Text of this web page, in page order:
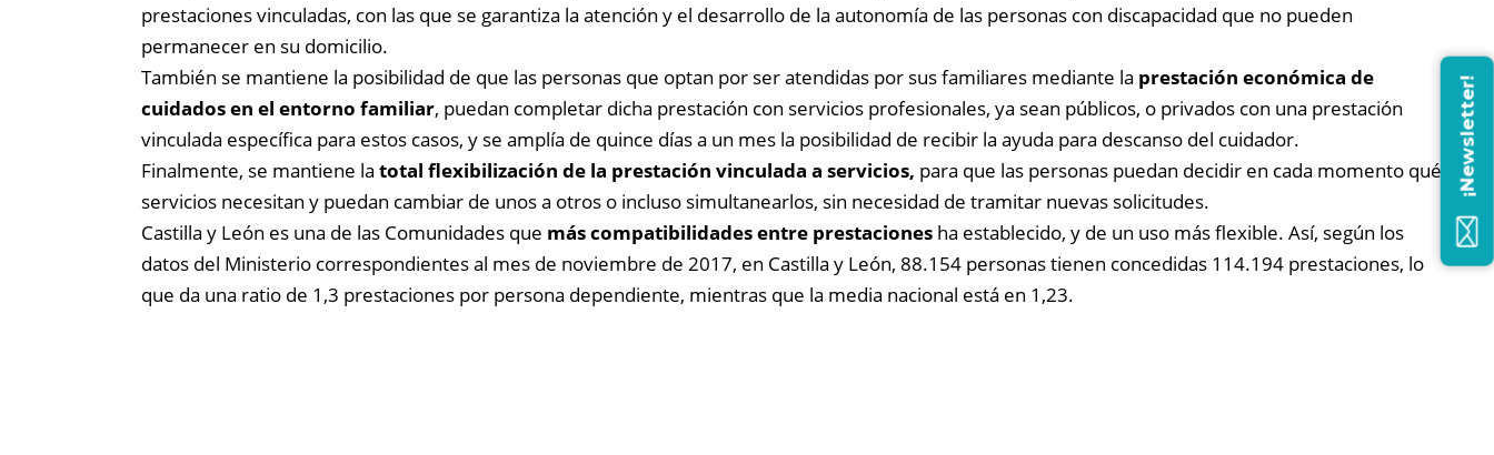
prestaciones vinculadas, con las que se garantiza la atención y el desarrollo de la autonomía de las personas con discapacidad que no pueden
permanecer en su domicilio.
También se mantiene la posibilidad de que las personas que optan por ser atendidas por sus familiares mediante la prestación económica de
cuidados en el entorno familiar, puedan completar dicha prestación con servicios profesionales, ya sean públicos, o privados con una prestación
vinculada específica para estos casos, y se amplía de quince días a un mes la posibilidad de recibir la ayuda para descanso del cuidador.
Finalmente, se mantiene la total flexibilización de la prestación vinculada a servicios, para que las personas puedan decidir en cada momento qué
servicios necesitan y puedan cambiar de unos a otros o incluso simultanearlos, sin necesidad de tramitar nuevas solicitudes.
Castilla y León es una de las Comunidades que más compatibilidades entre prestaciones ha establecido, y de un uso más flexible. Así, según los
datos del Ministerio correspondientes al mes de noviembre de 2017, en Castilla y León, 88.154 personas tienen concedidas 114.194 prestaciones, lo
que da una ratio de 1,3 prestaciones por persona dependiente, mientras que la media nacional está en 1,23.
¡Newsletter!